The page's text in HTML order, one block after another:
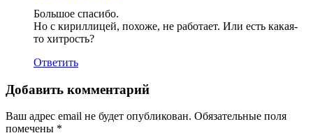
Большое спасибо.
Но с кириллицей, похоже, не работает. Или есть какая-
то хитрость?
Ответить
Добавить комментарий
Ваш адрес email не будет опубликован. Обязательные поля
помечены *